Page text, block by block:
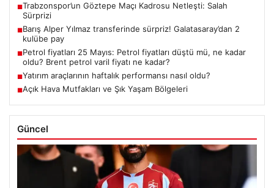
■Trabzonspor’un Göztepe Maçı Kadrosu Netleşti: Salah
Sürprizi
■Barış Alper Yılmaz transferinde sürpriz! Galatasaray’dan 2
kulübe pay
■Petrol fiyatları 25 Mayıs: Petrol fiyatları düştü mü, ne kadar
oldu? Brent petrol varil fiyatı ne kadar?
■Yatırım araçlarının haftalık performansı nasıl oldu?
■Açık Hava Mutfakları ve Şık Yaşam Bölgeleri
Güncel